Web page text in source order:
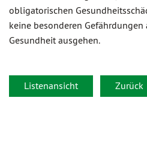
obligatorischen
keine besonderen
Gesundheit ausgehen.
Listenansicht Zurück